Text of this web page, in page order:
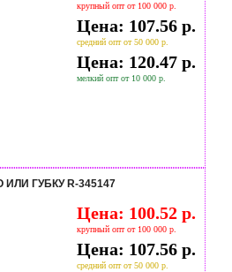
крупный опт от 100 000 р.
Цена: 107.56 р.
средний опт от 50 000 р.
Цена: 120.47 р.
мелкий опт от 10 000 р.
ГУБКУ R-345147
Цена: 100.52 р.
крупный опт от 100 000 р.
Цена: 107.56 р.
средний опт от 50 000 р.